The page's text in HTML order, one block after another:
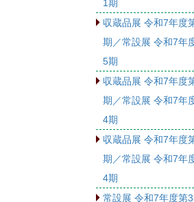
1期
収蔵品展 令和7年度
期／常設展 令和7年
5期
収蔵品展 令和7年度
期／常設展 令和7年
4期
収蔵品展 令和7年度
期／常設展 令和7年
4期
常設展 令和7年度第